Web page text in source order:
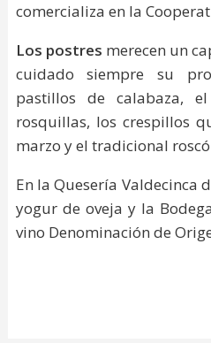
comercializa en la
Los postres merecen un
cuidado siempre su
pastillos de calabaza,
rosquillas, los crespillos
marzo y el tradicional
En la Quesería Valdecinca
yogur de oveja y la
vino Denominación de